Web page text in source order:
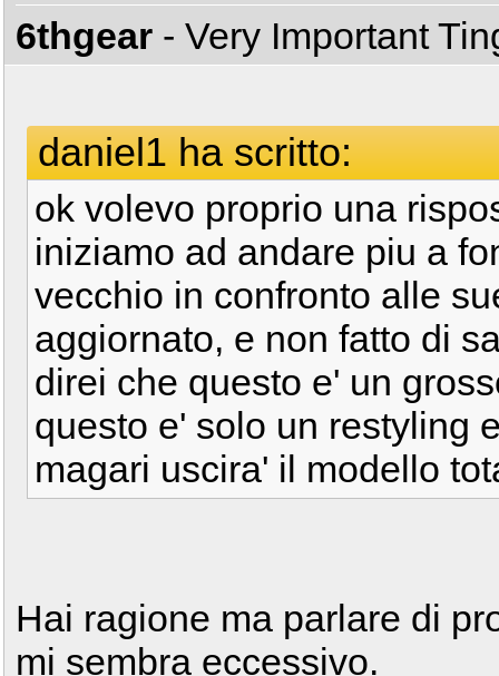
6thgear - Very Important
daniel1 ha scritto:
ok volevo proprio una
iniziamo ad andare piu a
vecchio in confronto alle
aggiornato, e non fatto di
direi che questo e' un
questo e' solo un restyling
magari uscira' il modello
Hai ragione ma parlare di
mi sembra eccessivo.